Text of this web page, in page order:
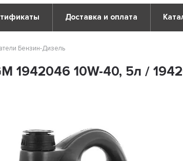
Доставка и оплата
Бензин-Дизель
1942046 10W-40, 5л /